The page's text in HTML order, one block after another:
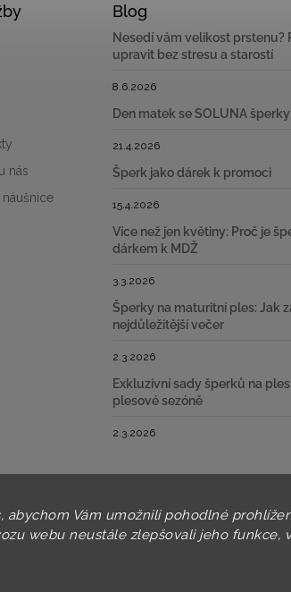
abychom Vám umožnili pohodlné
webu neustále zlepšovali jeho funkce,
nás
Blog
Nesedí vám velikost prstenu?
upravit bez stresu a starostí
8.6.2026
Den matek se SOLUNA šperky
21.4.2026
Šperk jako dárek k promoci
15.4.2026
Více než jen květiny: Proč je
dárkem k MDŽ
3.3.2026
Šperky na maturitní ples: Jak
nejdůležitější večer
2.3.2026
Exkluzivní sady šperků na
plesové sezóně
2.3.2026